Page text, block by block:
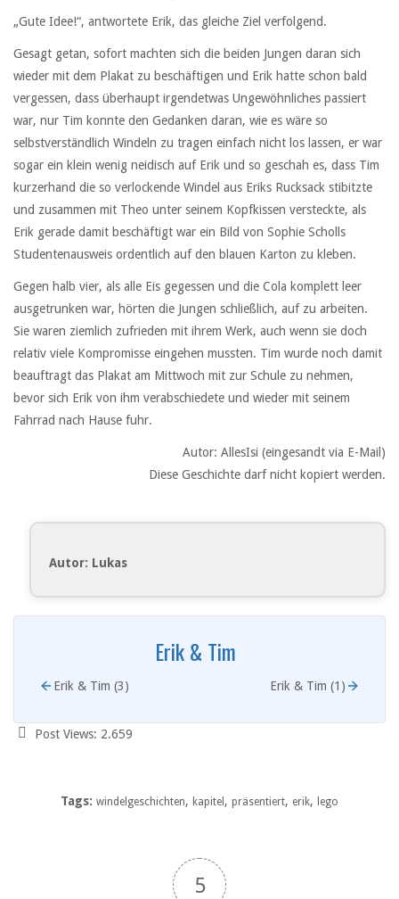
„Gute Idee!“, antwortete Erik, das gleiche Ziel verfolgend.
Gesagt getan, sofort machten sich die beiden Jungen daran sich
wieder mit dem Plakat zu beschäftigen und Erik hatte schon bald
vergessen, dass überhaupt irgendetwas Ungewöhnliches passiert
war, nur Tim konnte den Gedanken daran, wie es wäre so
selbstverständlich Windeln zu tragen einfach nicht los lassen, er war
sogar ein klein wenig neidisch auf Erik und so geschah es, dass Tim
kurzerhand die so verlockende Windel aus Eriks Rucksack stibitzte
und zusammen mit Theo unter seinem Kopfkissen versteckte, als
Erik gerade damit beschäftigt war ein Bild von Sophie Scholls
Studentenausweis ordentlich auf den blauen Karton zu kleben.
Gegen halb vier, als alle Eis gegessen und die Cola komplett leer
ausgetrunken war, hörten die Jungen schließlich, auf zu arbeiten.
Sie waren ziemlich zufrieden mit ihrem Werk, auch wenn sie doch
relativ viele Kompromisse eingehen mussten. Tim wurde noch damit
beauftragt das Plakat am Mittwoch mit zur Schule zu nehmen,
bevor sich Erik von ihm verabschiedete und wieder mit seinem
Fahrrad nach Hause fuhr.
Autor: AllesIsi (eingesandt via E-Mail)
Diese Geschichte darf nicht kopiert werden.
Autor: Lukas
Erik & Tim
Erik & Tim (3) Erik & Tim (1)
Post Views: 2.659
Tags: windelgeschichten, kapitel , präsentiert, erik, lego
5